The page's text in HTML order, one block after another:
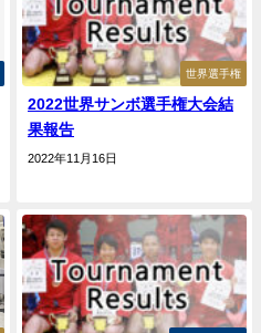
世界選手権
2022世界サンボ選手権大会結
果報告
2022年11月16日